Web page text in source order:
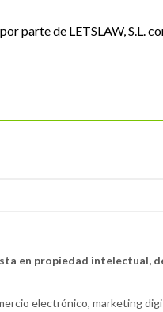
parte de LETSLAW, S.L.
en propiedad intelectual,
electrónico, marketing